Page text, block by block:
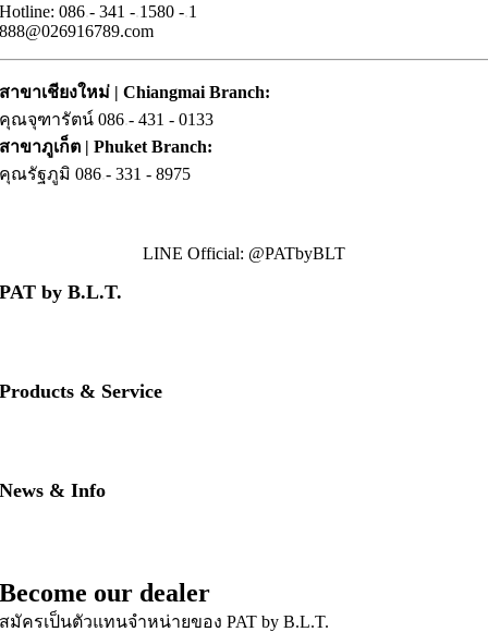
Hotline: 086.- 341 -.1580 -.1
888@026916789.com
สาขาเชียงใหม่ | Chiangmai Branch:
คุณจุฑารัตน์ 086.- 431 - 0133
สาขาภูเก็ต | Phuket Branch:
คุณรัฐภูมิ 086.- 331 - 8975
LINE Official: @PATbyBLT
PAT by B.L.T.
Products & Service
News & Info
Become our dealer
สมัครเป็นตัวแทนจำหน่ายของ PAT by B.L.T.